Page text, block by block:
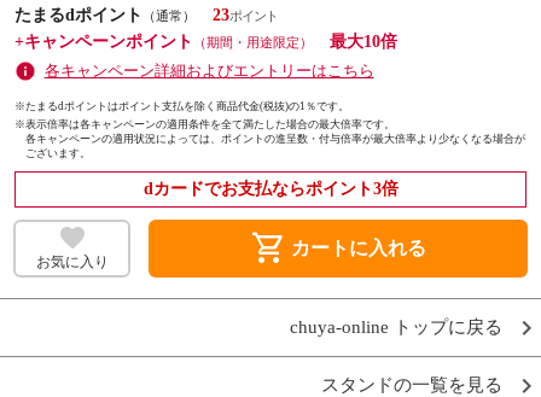
たまるdポイント
（通常）
23
+キャンペーンポイント
（期間・用途限定）
最大10倍
各キャンペーン詳細およびエントリーはこちら
※たまるdポイントはポイント支払を除く商品代金(税抜)の1％です。
※表示倍率は各キャンペーンの適用条件を全て満たした場合の最大倍率です。
各キャンペーンの適用状況によっては、ポイントの進呈数・付与倍率が最大倍率より少なくなる場合が
ございます。
dカードでお支払ならポイント3倍
お気に入り shopping_cart カートに入れる
chuya-online トップに戻る
スタンドの一覧を見る